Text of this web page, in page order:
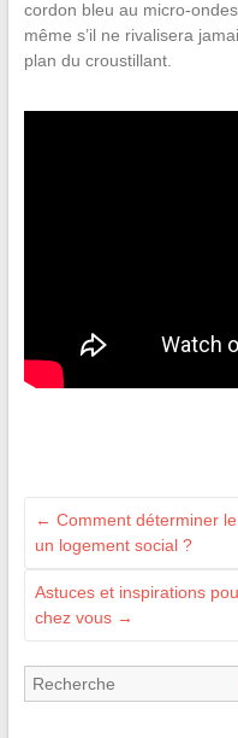
cordon bleu au micro-
même s’il ne rivalisera
plan du croustillant.
← Comment déterminer
un logement social ?
Astuces et inspirations
chez vous →